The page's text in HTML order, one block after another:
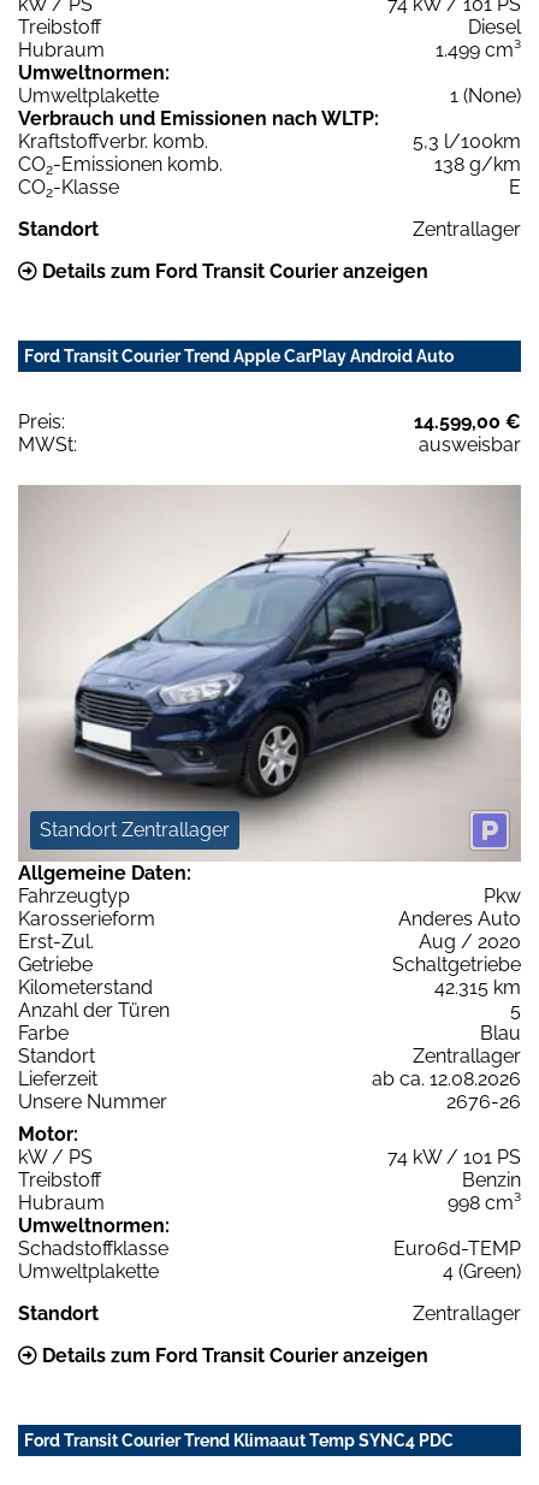
Treibstoff
Diesel
Hubraum
1.499 cm³
Umweltnormen:
Umweltplakette
1 (None)
Verbrauch und Emissionen nach WLTP:
Kraftstoffverbr. komb.
5,3 l/100km
CO2-Emissionen komb.
138 g/km
CO2-Klasse
E
Standort
Zentrallager
Details zum Ford Transit Courier anzeigen
Ford Transit Courier Trend Apple CarPlay Android Auto
Preis:
14.599,00 €
MWSt:
ausweisbar
Standort Zentrallager
Allgemeine Daten:
Fahrzeugtyp
Pkw
Karosserieform
Anderes Auto
Erst-Zul.
Aug / 2020
Getriebe
Schaltgetriebe
Kilometerstand
42.315 km
Anzahl der Türen
5
Farbe
Blau
Standort
Zentrallager
Lieferzeit
ab ca. 12.08.2026
Unsere Nummer
2676-26
Motor:
kW / PS
74 kW / 101 PS
Treibstoff
Benzin
Hubraum
998 cm³
Umweltnormen:
Schadstoffklasse
Euro6d-TEMP
Umweltplakette
4 (Green)
Standort
Zentrallager
Details zum Ford Transit Courier anzeigen
Ford Transit Courier Trend Klimaaut Temp SYNC4 PDC